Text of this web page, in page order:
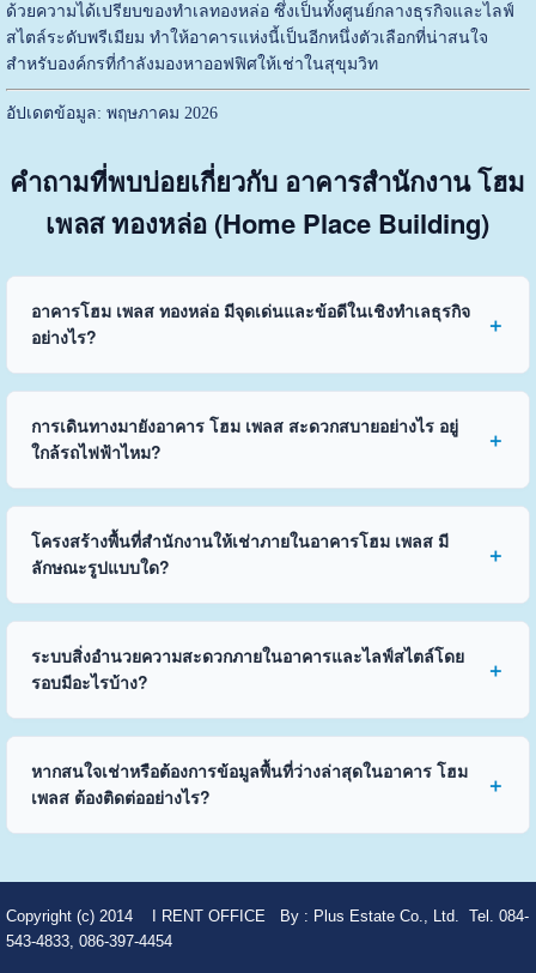
ด้วยความได้เปรียบของทำเลทองหล่อ ซึ่งเป็นทั้งศูนย์กลางธุรกิจและไลฟ์
สไตล์ระดับพรีเมียม ทำให้อาคารแห่งนี้เป็นอีกหนึ่งตัวเลือกที่น่าสนใจ
สำหรับองค์กรที่กำลังมองหาออฟฟิศให้เช่าในสุขุมวิท
อัปเดตข้อมูล: พฤษภาคม 2026
คำถามที่พบบ่อยเกี่ยวกับ อาคารสำนักงาน โฮม
เพลส ทองหล่อ (Home Place Building)
อาคารโฮม เพลส ทองหล่อ มีจุดเด่นและข้อดีในเชิงทำเลธุรกิจ
อย่างไร?
การเดินทางมายังอาคาร โฮม เพลส สะดวกสบายอย่างไร อยู่
ใกล้รถไฟฟ้าไหม?
โครงสร้างพื้นที่สำนักงานให้เช่าภายในอาคารโฮม เพลส มี
ลักษณะรูปแบบใด?
ระบบสิ่งอำนวยความสะดวกภายในอาคารและไลฟ์สไตล์โดย
รอบมีอะไรบ้าง?
หากสนใจเช่าหรือต้องการข้อมูลพื้นที่ว่างล่าสุดในอาคาร โฮม
เพลส ต้องติดต่ออย่างไร?
Copyright (c) 2014 I RENT OFFICE By : Plus Estate Co., Ltd. Tel. 084-
543-4833, 086-397-4454